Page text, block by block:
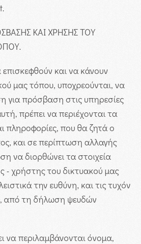
ΚΑΙ ΧΡΗΣΗΣ ΤΟΥ
και να κάνουν
μας τόπου, υποχρεούνται, να
για πρόσβαση στις υπηρεσίες
πρέπει να περιέχονται τα
πληροφορίες, που θα ζητά ο
και σε περίπτωση αλλαγής
να διορθώνει τα στοιχεία
- χρήστης του δικτυακού μας
την ευθύνη, και τις τυχόν
από τη δήλωση ψευδών
να περιλαμβάνονται όνομα,